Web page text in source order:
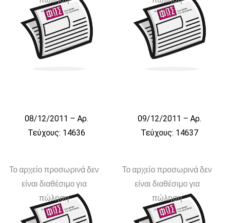
08/12/2011 – Αρ.
Τεύχους: 14636
09/12/2011 – Αρ.
Τεύχους: 14637
Το αρχείο προσωρινά δεν
είναι διαθέσιμο για
πώληση
Το αρχείο προσωρινά δεν
είναι διαθέσιμο για
πώληση